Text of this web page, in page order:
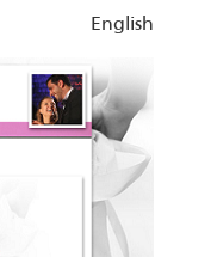
English